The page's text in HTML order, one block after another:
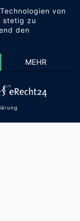
von
stetig zu
den
MEHR